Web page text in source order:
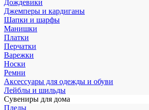
Дождевики
Джемперы и кардиганы
Шапки и шарфы
Манишки
Платки
Перчатки
Варежки
Носки
Ремни
Аксессуары для одежды и обуви
Лейблы и шильды
Сувениры для дома
Пледы